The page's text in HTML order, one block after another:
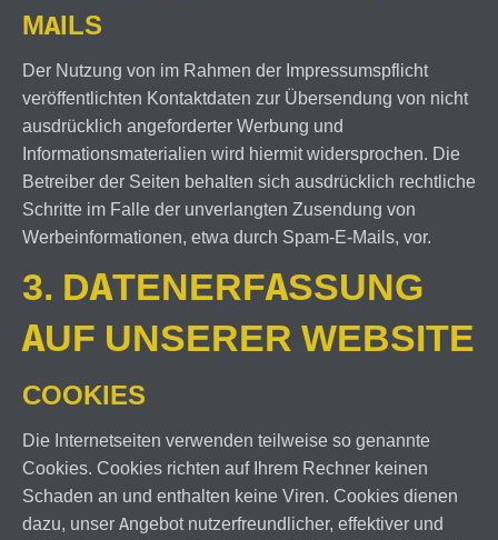
MAILS
Der Nutzung von im Rahmen der Impressumspflicht
veröffentlichten Kontaktdaten zur Übersendung von nicht
ausdrücklich angeforderter Werbung und
Informationsmaterialien wird hiermit widersprochen. Die
Betreiber der Seiten behalten sich ausdrücklich rechtliche
Schritte im Falle der unverlangten Zusendung von
Werbeinformationen, etwa durch Spam-E-Mails, vor.
3. DATENERFASSUNG
AUF UNSERER WEBSITE
COOKIES
Die Internetseiten verwenden teilweise so genannte
Cookies. Cookies richten auf Ihrem Rechner keinen
Schaden an und enthalten keine Viren. Cookies dienen
dazu, unser Angebot nutzerfreundlicher, effektiver und